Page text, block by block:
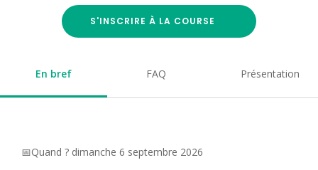
S'INSCRIRE À LA COURSE
En bref FAQ Présentation
📅Quand ? dimanche 6 septembre 2026